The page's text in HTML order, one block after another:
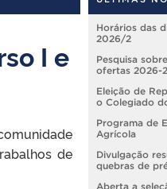
I e
de
Horários das
2026/2
Pesquisa
ofertas 2026-2
Eleição de
o Colegiado
Programa de
Agrícola
Divulgação
quebras de
Aberta a